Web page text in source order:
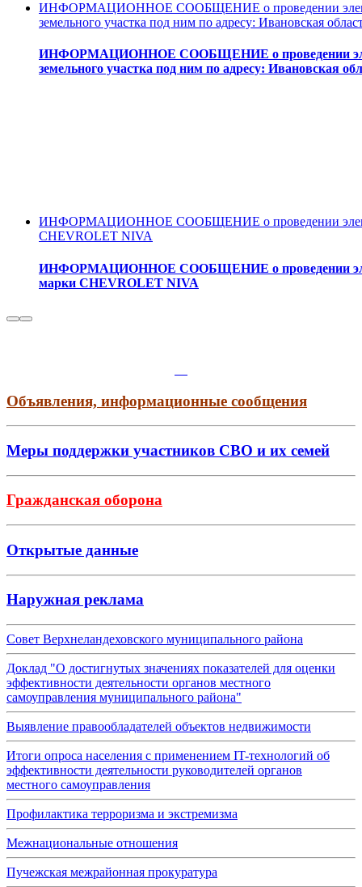
ИНФОРМАЦИОННОЕ СООБЩЕНИЕ о проведении
земельного участка под ним по адресу: Ивановская
ИНФОРМАЦИОННОЕ СООБЩЕНИЕ о проведении
земельного участка под ним по адресу: Ивановская
ИНФОРМАЦИОННОЕ СООБЩЕНИЕ о проведении
CHEVROLET NIVA
ИНФОРМАЦИОННОЕ СООБЩЕНИЕ о проведении
марки CHEVROLET NIVA
Объявления, информационные сообщения
Меры поддержки участников СВО и их семей
Гражданская оборона
Открытые данные
Наружная реклама
Совет Верхнеландеховского муниципального района
Доклад "О достигнутых значениях показателей для оценки
эффективности деятельности органов местного
самоуправления муниципального района"
Выявление правообладателей объектов недвижимости
Итоги опроса населения с применением IT-технологий об
эффективности деятельности руководителей органов
местного самоуправления
Профилактика терроризма и экстремизма
Межнациональные отношения
Пучежская межрайонная прокуратура